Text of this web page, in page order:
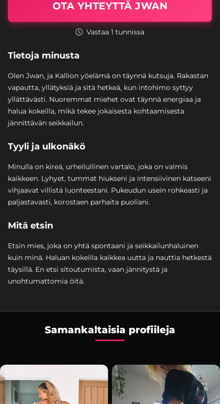
OTA YHTEYTTÄ JWAN
Vastaa 1 tunnissa
Tietoja minusta
Olen Jwan, ja Kallion yöelämä on täynnä kutsuja. Rakastan
vapautta, yllätyksiä ja sitä hetkeä, kun intohimo syttyy
yllättävästi. Nuoremmat miehet ovat täynnä energiaa ja
halua kokeilla, mikä tekee jokaisesta kohtaamisesta
jännittävän seikkailun.
Tyyli ja ulkonäkö
Minulla on kireä, urheilullinen vartalo, joka on valmis
kaikkeen. Lyhyet, tummat hiukseni ja intensiivinen katseeni
vihjaavat villistä luonteestani. Pukeudun usein rohkeasti ja
paljastavasti, korostaen parhaita puoliani.
Mitä etsin
Etsin mies, joka on yhtä spontaani ja seikkailunhaluinen
kuin minä. Haluan kokeilla kaikkea uutta ja nauttia hetkestä
täysillä. En etsi sitoutumista, vaan jännitystä ja
unohtumattomia öitä.
Samankaltaisia profiileja